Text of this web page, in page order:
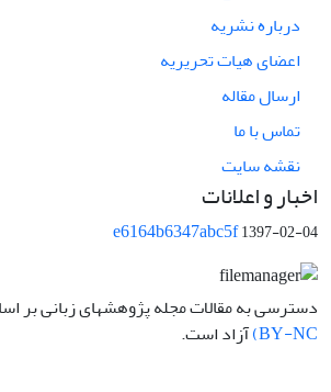
درباره نشریه
اعضای هیات تحریریه
ارسال مقاله
تماس با ما
نقشه سایت
اخبار و اعلانات
e6164b6347abc5f1397-02-04
دسترسی به مقالات مجله پژوهشهای زبانی بر
BY-NC) آزاد است.